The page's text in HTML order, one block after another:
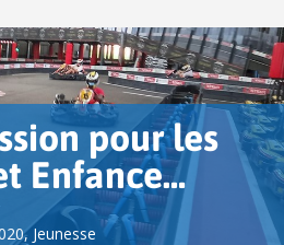
pour les
Enfance…
,Jeunesse